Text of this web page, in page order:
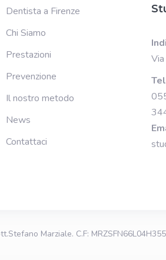
Dentista a Firenze
Chi Siamo
Prestazioni
Prevenzione
Il nostro metodo
News
Contattaci
Marziale. C.F: